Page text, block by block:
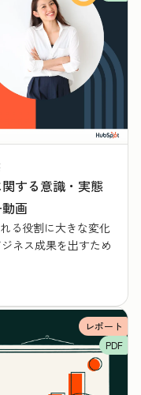
する意識・実態
画
る役割に大きな変化
ネス成果を出すため
レポート
PDF